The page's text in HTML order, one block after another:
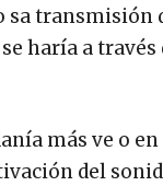
sa transmisión
haría a través
más ve o en
del